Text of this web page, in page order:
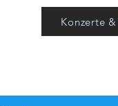
Konzerte